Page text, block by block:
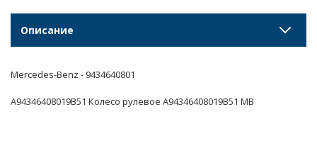
Описание
Mercedes-Benz - 9434640801
A94346408019B51 Колесо рулевое A94346408019B51 MB